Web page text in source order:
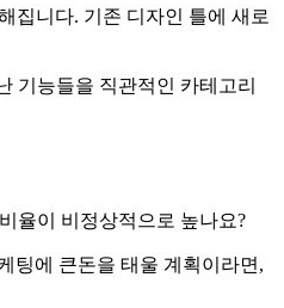
집니다. 기존 디자인 틀에 새로
기능들을 직관적인 카테고리
율이 비정상적으로 높나요?
팅에 큰돈을 태울 계획이라면,